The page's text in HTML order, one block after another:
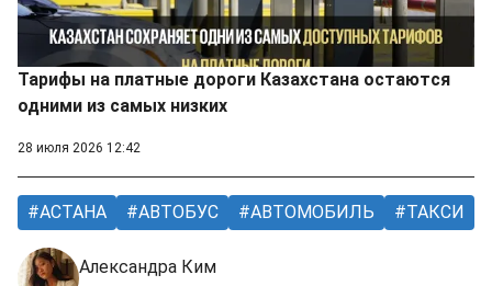
Тарифы на платные дороги Казахстана остаются
одними из самых низких
28 июля 2026 12:42
АСТАНА АВТОБУС АВТОМОБИЛЬ ТАКСИ
Александра Ким